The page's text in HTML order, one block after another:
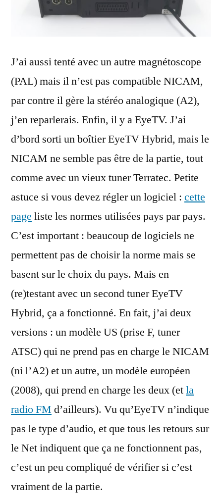
J’ai aussi tenté avec un autre magnétoscope
(PAL) mais il n’est pas compatible NICAM,
par contre il gère la stéréo analogique (A2),
j’en reparlerais. Enfin, il y a EyeTV. J’ai
d’bord sorti un boîtier EyeTV Hybrid, mais le
NICAM ne semble pas être de la partie, tout
comme avec un vieux tuner Terratec. Petite
astuce si vous devez régler un logiciel : cette
page liste les normes utilisées pays par pays.
C’est important : beaucoup de logiciels ne
permettent pas de choisir la norme mais se
basent sur le choix du pays. Mais en
(re)testant avec un second tuner EyeTV
Hybrid, ça a fonctionné. En fait, j’ai deux
versions : un modèle US (prise F, tuner
ATSC) qui ne prend pas en charge le NICAM
(ni l’A2) et un autre, un modèle européen
(2008), qui prend en charge les deux (etla
radio FM d’ailleurs). Vu qu’EyeTV n’indique
pas le type d’audio, et que tous les retours sur
le Net indiquent que ça ne fonctionnent pas,
c’est un peu compliqué de vérifier si c’est
vraiment de la partie.